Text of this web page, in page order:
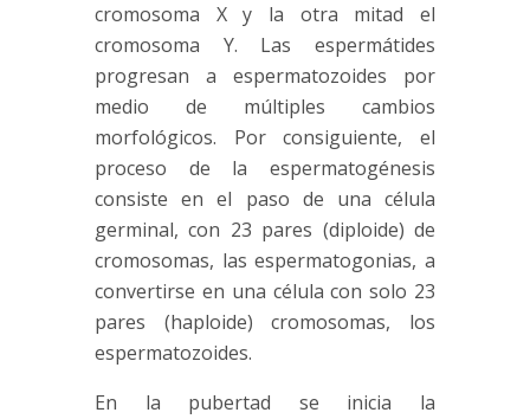
cromosoma X y la otra mitad el
cromosoma Y. Las espermátides
progresan a espermatozoides por
medio de múltiples cambios
morfológicos. Por consiguiente, el
proceso de la espermatogénesis
consiste en el paso de una célula
germinal, con 23 pares (diploide) de
cromosomas, las espermatogonias, a
convertirse en una célula con solo 23
pares (haploide) cromosomas, los
espermatozoides.
En la pubertad se inicia la